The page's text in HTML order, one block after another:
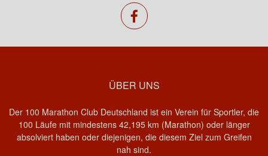
facebook
ÜBER UNS
Der 100 Marathon Club Deutschland ist ein Verein für Sportler, die
100 Läufe mit mindestens 42,195 km (Marathon) oder länger
absolviert haben oder diejenigen, die diesem Ziel zum Greifen
nah sind.